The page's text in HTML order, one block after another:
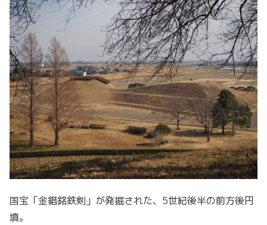
国宝「金錯銘鉄剣」が発掘された、5世紀後半の前方後円
墳。